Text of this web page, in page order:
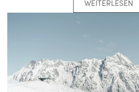
WEITERLESEN